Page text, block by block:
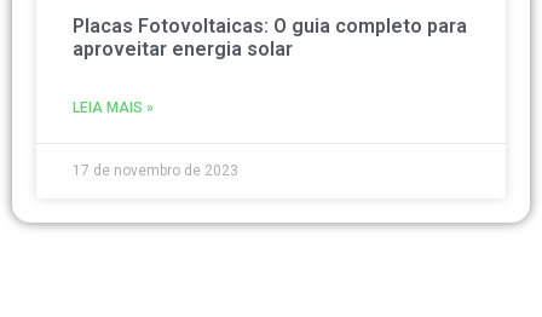
Placas Fotovoltaicas: O guia completo para
aproveitar energia solar
LEIA MAIS »
17 de novembro de 2023